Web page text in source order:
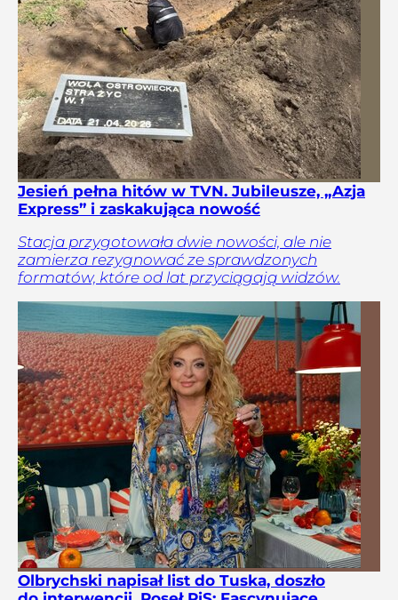
Jesień pełna hitów w TVN. Jubileusze, „Azja
Express” i zaskakująca nowość
Stacja przygotowała dwie nowości, ale nie
zamierza rezygnować ze sprawdzonych
formatów, które od lat przyciągają widzów.
Olbrychski napisał list do Tuska, doszło